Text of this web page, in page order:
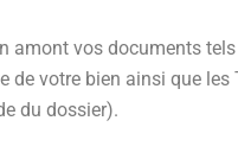
amont vos documents tels
de votre bien ainsi que les
du dossier).